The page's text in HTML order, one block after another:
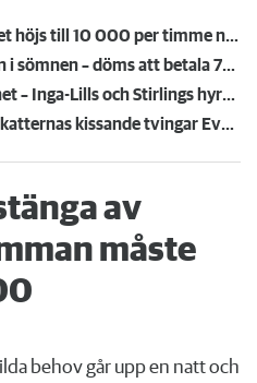
Nu ska han slippa vänta – vitet höjs till 10 000 per timme när hissen står still
Hävdar hon startade duschen i sömnen – döms att betala 720 000 kronor
Hotet om böter blev verklighet – Inga-Lills och Stirlings hyresvärdar får betala 75 000: ”Herregud så onödigt”
Skador för minst 300 000 – katternas kissande tvingar Eva att flytta: ”Missförstånd och lögner”
av
måste
behov går upp en natt och